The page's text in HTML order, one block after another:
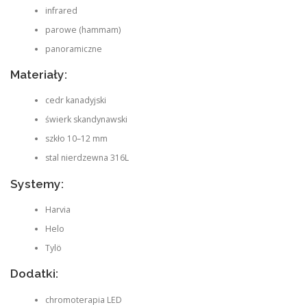
infrared
parowe (hammam)
panoramiczne
Materiały:
cedr kanadyjski
świerk skandynawski
szkło 10–12 mm
stal nierdzewna 316L
Systemy:
Harvia
Helo
Tylö
Dodatki:
chromoterapia LED